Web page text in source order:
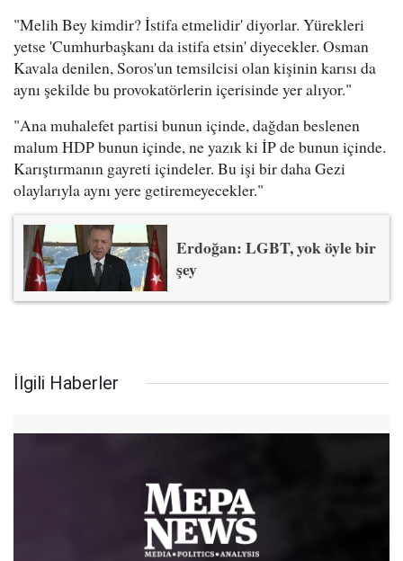
"Melih Bey kimdir? İstifa etmelidir' diyorlar. Yürekleri
yetse 'Cumhurbaşkanı da istifa etsin' diyecekler. Osman
Kavala denilen, Soros'un temsilcisi olan kişinin karısı da
aynı şekilde bu provokatörlerin içerisinde yer alıyor."
"Ana muhalefet partisi bunun içinde, dağdan beslenen
malum HDP bunun içinde, ne yazık ki İP de bunun içinde.
Karıştırmanın gayreti içindeler. Bu işi bir daha Gezi
olaylarıyla aynı yere getiremeyecekler."
Erdoğan: LGBT, yok öyle bir
şey
İlgili Haberler